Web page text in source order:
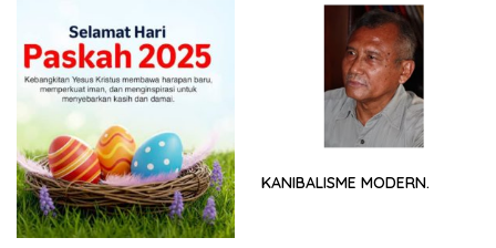
KANIBALISME MODERN.